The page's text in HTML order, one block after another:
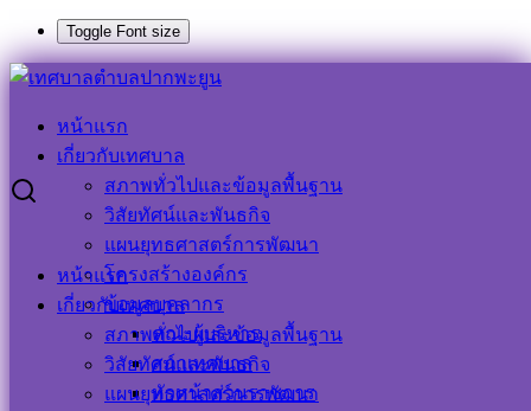
Toggle Font size
Skip
หน้าแรก
เกี่ยวกับเทศบาล
สภาพทั่วไปและข้อมูลพื้นฐาน
วิสัยทัศน์และพันธกิจ
แผนยุทธศาสตร์การพัฒนา
โครงสร้างองค์กร
ข้อมูลบุคลากร
คณะผู้บริหาร
สภาเทศบาล
หัวหน้าส่วนราชการ
หน้าแรก
เกี่ยวกับเทศบาล
สภาพทั่วไปและข้อมูลพื้นฐาน
วิสัยทัศน์และพันธกิจ
แผนยุทธศาสตร์การพัฒนา
การชำระเบี้ยปรับและเงินเพิ่มภาษีที่ดินและสิ่งปลูกสร้าง ประจำ
ปี ๒๕๖๕
การชำระเบี้ยปรับและเงินเพิ่มภาษีที่ดินและ
สิ่งปลูกสร้าง ประจำปี ๒๕๖๕
11 สิงหาคม 202211 สิงหาคม 2022
เทศบาลตำบลปากพะยูน
ข่าวด่วน,